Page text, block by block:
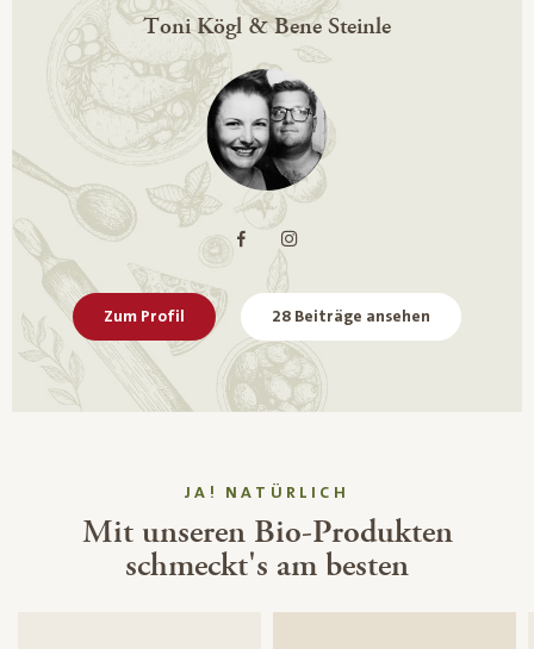
Toni Kögl & Bene Steinle
Zum Profil 28 Beiträge ansehen
JA! NATÜRLICH
Mit unseren Bio-Produkten
schmeckt's am besten